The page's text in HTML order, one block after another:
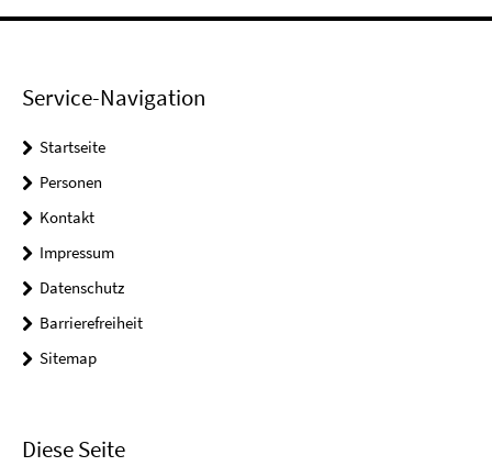
Service-Navigation
Startseite
Personen
Kontakt
Impressum
Datenschutz
Barrierefreiheit
Sitemap
Diese Seite